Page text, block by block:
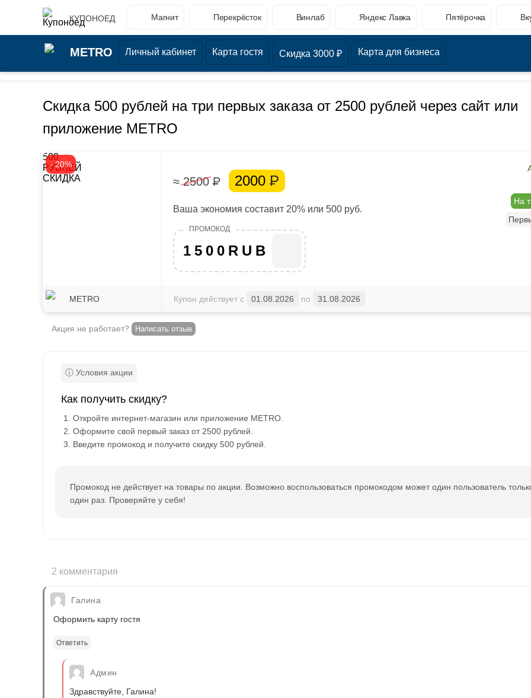
КУПОНОЕД Магнит Перекрёсток Винлаб Яндекс Лавка Пятёрочка
METRO Личный кабинет Карта гостя Скидка 3000 ₽ Карта для бизнеса
Скидка 500 рублей на три первых заказа от 2500 рублей через сайт или
приложение METRO
- 20%
500
РУБЛЕЙ
СКИДКА
METRO
≈ 2500Р 2000 Р
Ваша экономия составит 20% или 500 руб.
1500RUB
На
Купон действует с 01.08.2026 по 31.08.2026
Акция не работает? Написать отзыв
Как получить скидку?
Откройте интернет-магазин или приложение METRO.
Оформите свой первый заказ от 2500 рублей.
Введите промокод и получите скидку 500 рублей.
Промокод не действует на товары по акции. Возможно воспользоваться промокодом может один пользователь
один раз. Проверяйте у себя!
2 комментария
Галина
Оформить карту гостя
Ответить
Админ
Здравствуйте, Галина!